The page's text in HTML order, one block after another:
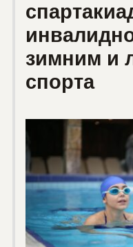
зимним и
спорта